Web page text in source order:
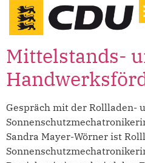
Mittelstands-
Gespräch mit der Rollladen-
Sandra Mayer-Wörner ist